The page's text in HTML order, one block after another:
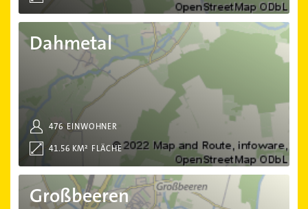
Dahmetal
EINWOHNER
476
FLÄCHE
41.56 KM²
Dahmetal
Großbeeren
Großbeeren